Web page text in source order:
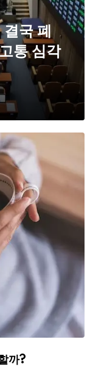
국 폐
통 심각
까?